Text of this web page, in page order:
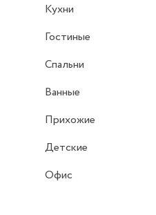
Кухни
Гостиные
Спальни
Ванные
Прихожие
Детские
Офис